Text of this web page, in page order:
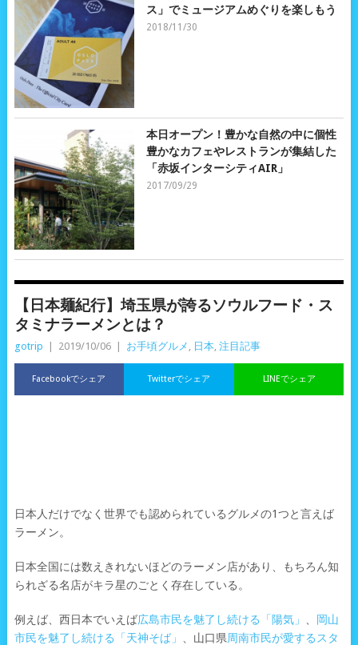
ス」でミュージアムめぐりを楽しもう
2018/11/30
本日オープン！豊かな自然の中に個性
豊かなカフェやレストランが集結した
「赤坂インターシティAIR」
2017/09/29
【日本麺紀行】埼玉県が誇るソウルフード・ス
タミナラーメンとは？
gotrip 2019/10/06 お手頃グルメ 日本, 注目記事
Facebookでシェア LINEでシェア
Twitterでシェア
日本人だけでなく世界でも認められているグルメの1つと言えば
ラーメン。
日本全国には数えきれないほどのラーメン店があり、もちろん知
られざる名店がキラ星のごとく存在している。
例えば、西日本でいえば広島市民を魅了し続ける「陽気」
岡山
市民を魅了し続ける「天神そば」
、山口県周南市民が愛するスタ